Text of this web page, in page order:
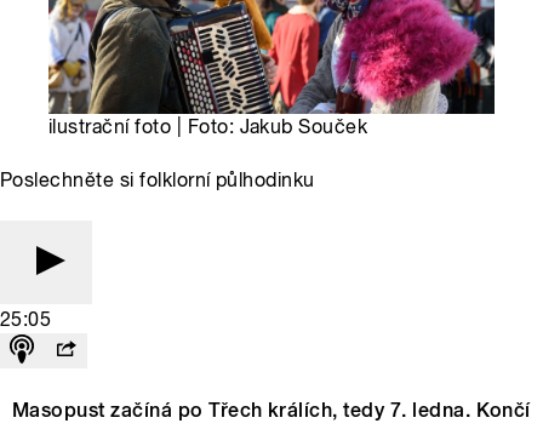
ilustrační foto | Foto: Jakub Souček
Poslechněte si folklorní půlhodinku
25:05
Masopust začíná po Třech králích, tedy 7. ledna. Končí